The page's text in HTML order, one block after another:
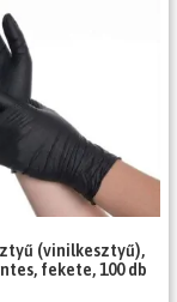
(vinilkesztyű),
fekete, 100 db